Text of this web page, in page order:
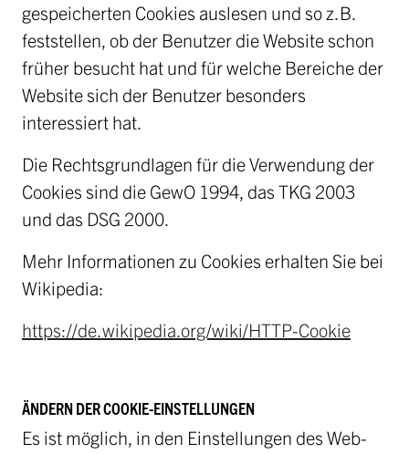
gespeicherten Cookies auslesen und so z.B.
feststellen, ob der Benutzer die Website schon
früher besucht hat und für welche Bereiche der
Website sich der Benutzer besonders
interessiert hat.
Die Rechtsgrundlagen für die Verwendung der
Cookies sind die GewO 1994, das TKG 2003
und das DSG 2000.
Mehr Informationen zu Cookies erhalten Sie bei
Wikipedia:
https://de.wikipedia.org/wiki/HTTP-Cookie
ÄNDERN DER COOKIE-EINSTELLUNGEN
Es ist möglich, in den Einstellungen des Web-